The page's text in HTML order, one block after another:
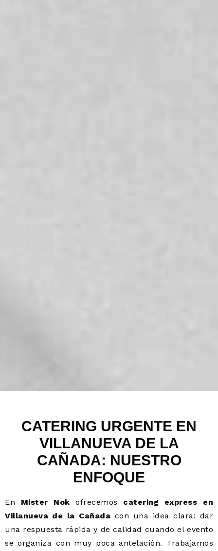
CATERING URGENTE EN
VILLANUEVA DE LA
CAÑADA: NUESTRO
ENFOQUE
En Mister Nok ofrecemos catering express en
Villanueva de la Cañada con una idea clara: dar
una respuesta rápida y de calidad cuando el evento
se organiza con muy poca antelación. Trabajamos